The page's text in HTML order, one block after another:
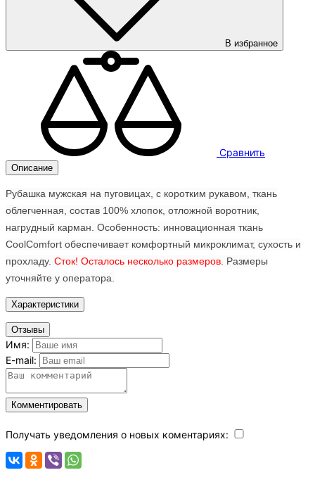
В избранное
Сравнить
Описание
Рубашка мужская на пуговицах, с коротким рукавом, ткань
облегченная, состав 100% хлопок, отложной воротник,
нагрудный карман. Особенность: инновационная ткань
CoolComfort обеспечивает комфортный микроклимат, сухость и
прохладу. Сток! Осталось несколько размеров. Размеры
уточняйте у оператора.
Характеристики
Отзывы
Имя:
E-mail:
Комментировать
Получать уведомления о новых коментариях: